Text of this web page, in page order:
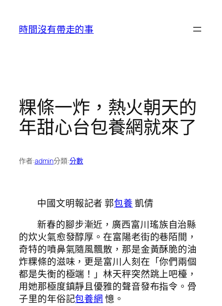
時間沒有帶走的事
粿條一炸，熱火朝天的
年甜心台包養網就來了
作者:admin分類:分數
中國文明報記者 郭包養凱倩
新春的腳步漸近，廣西富川瑤族自治縣
的炊火氣愈發醇厚。在富陽老街的巷陌間，
奇特的噴鼻氣隨風飄散，那是金黃酥脆的油
炸粿條的滋味，更是富川人刻在「你們兩個
都是失衡的極端！」林天秤突然跳上吧檯，
用她那極度鎮靜且優雅的聲音發布指令。骨
子里的年俗記包養網憶。